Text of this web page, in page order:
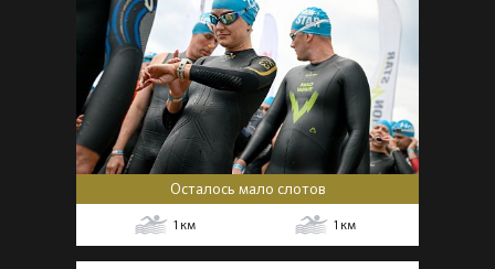
Осталось мало слотов
1 км 1 км